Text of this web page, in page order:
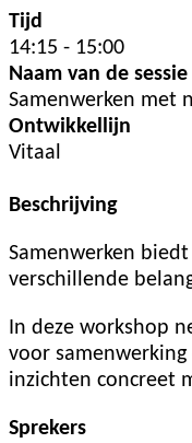
Tijd
14:15 - 15:00
Naam van de sessie
Samenwerken met
Ontwikkellijn
Vitaal
Beschrijving
Samenwerken
verschillende
In deze workshop
voor
inzichten concreet
Sprekers